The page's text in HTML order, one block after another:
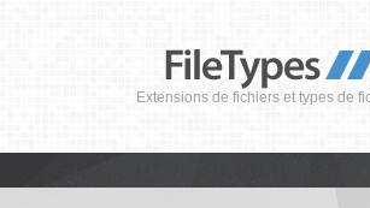
Extensions de fichiers et types de